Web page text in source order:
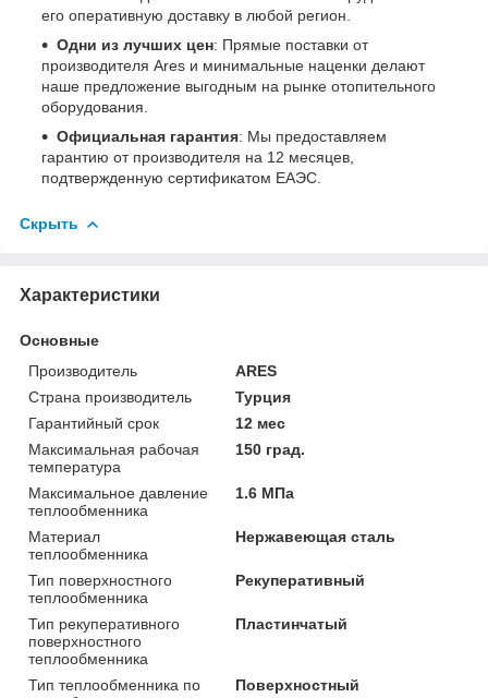
его оперативную доставку в любой регион.
Одни из лучших цен: Прямые поставки от
производителя Ares и минимальные наценки делают
наше предложение выгодным на рынке отопительного
оборудования.
Официальная гарантия: Мы предоставляем
гарантию от производителя на 12 месяцев,
подтвержденную сертификатом ЕАЭС.
Скрыть
Характеристики
Основные
Производитель
ARES
Страна производитель
Турция
Гарантийный срок
12 мес
Максимальная рабочая
температура
150 град.
Максимальное давление
теплообменника
1.6 МПа
Материал
теплообменника
Нержавеющая сталь
Тип поверхностного
теплообменника
Рекуперативный
Тип рекуперативного
поверхностного
теплообменника
Пластинчатый
Тип теплообменника по
Поверхностный